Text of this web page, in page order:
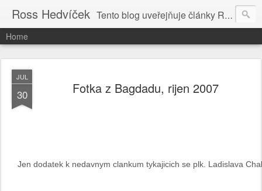
Ross Hedvíček Tento blog uveřejňuje články Ross Hedvíčka v češtině (pokud budu mit naladu) - s editacni pomoci Ludvika Dedika.
Home
JUL
30 Fotka z Bagdadu, rijen 2007
Jen dodatek k nedavnym clankum tykajicich se plk. Ladislava